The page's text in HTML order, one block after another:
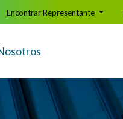
Encontrar Representante